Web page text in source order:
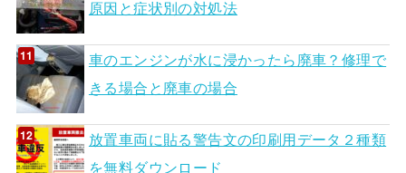
原因と症状別の対処法
車のエンジンが水に浸かったら廃車？修理で
きる場合と廃車の場合
放置車両に貼る警告文の印刷用データ２種類
を無料ダウンロード